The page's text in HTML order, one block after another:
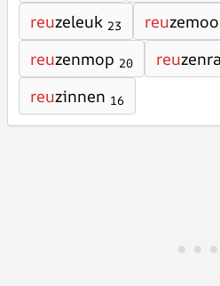
reuzeleuk 23 reu
reuzenmop 20 reu
reuzinnen 16